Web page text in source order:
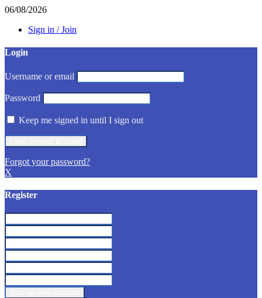
06/08/2026
Sign in / Join
Login
Username or email
Password
Keep me signed in until I sign out
Forgot your password?
X
Register